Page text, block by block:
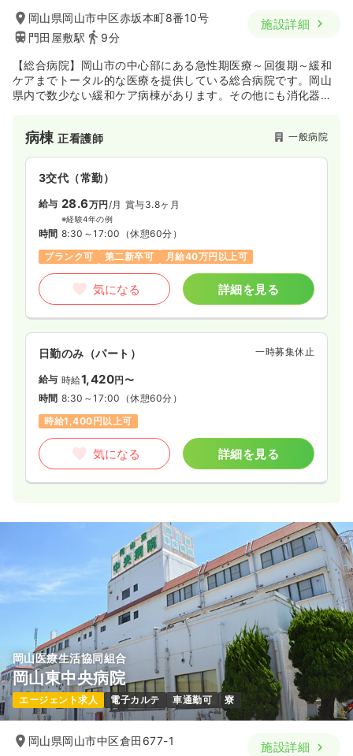
岡山県岡山市中区赤坂本町8番10号
門田屋敷駅
9分
施設詳細
【総合病院】岡山市の中心部にある急性期医療～回復期～緩和
ケアまでトータル的な医療を提供している総合病院です。岡山
県内で数少ない緩和ケア病棟があります。その他にも消化器内
病棟正看護師 一般病院
3交代（常勤）
給与 28.6万円 /月 賞与3.8ヶ月
※経験4年の例
時間 8:30～17:00 （休憩60分）
ブランク可
第二新卒可 月給40万円以上可
気になる 詳細を見る
日勤のみ（パート） 一時募集休止
給与 時給1,420円〜
時間 8:30～17:00 （休憩60分）
時給1,400円以上可
気になる 詳細を見る
岡山医療生活協同組合
岡山東中央病院
エージェント求人 電子カルテ 車通勤可 寮
岡山県岡山市中区倉田677-1 施設詳細